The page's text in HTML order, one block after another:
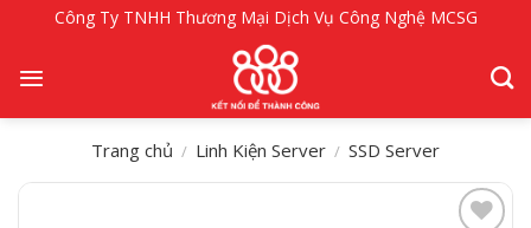
nội
Công Ty TNHH Thương Mại Dịch Vụ Công Nghệ MCSG
Trang chủ / Linh Kiện Server / SSD Server